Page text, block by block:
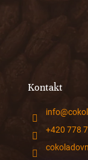
Kontakt
info@
+420 778